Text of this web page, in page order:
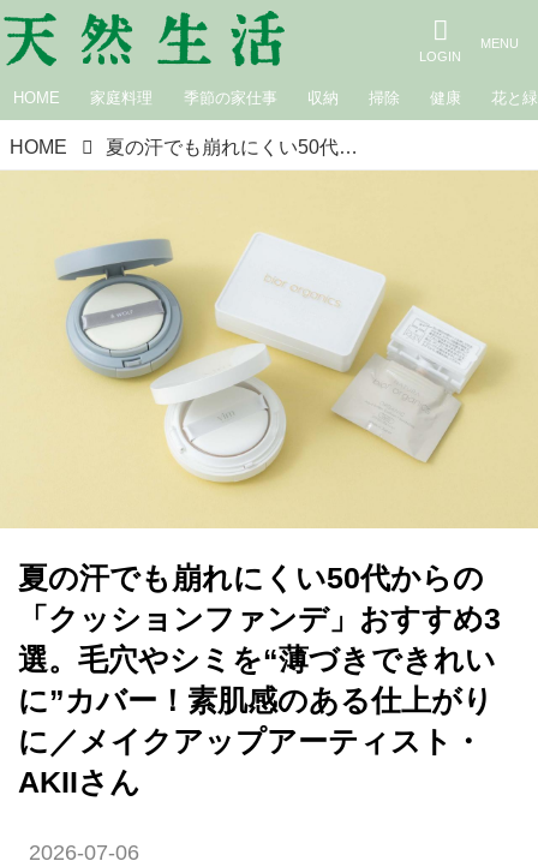
HOME 家庭料理 季節の家仕事 収納 掃除 健康 花と緑
HOME 夏の汗でも崩れにくい50代からの「クッションファンデ」おすすめ3選。毛穴やシミを“薄づきできれいに”カバー！素肌感のある仕上がりに／メイクアップアーティスト・AKIIさん
夏の汗でも崩れにくい50代からの
「クッションファンデ」おすすめ3
選。毛穴やシミを“薄づきできれい
に”カバー！素肌感のある仕上がり
に／メイクアップアーティスト・
AKIIさん
2026-07-06